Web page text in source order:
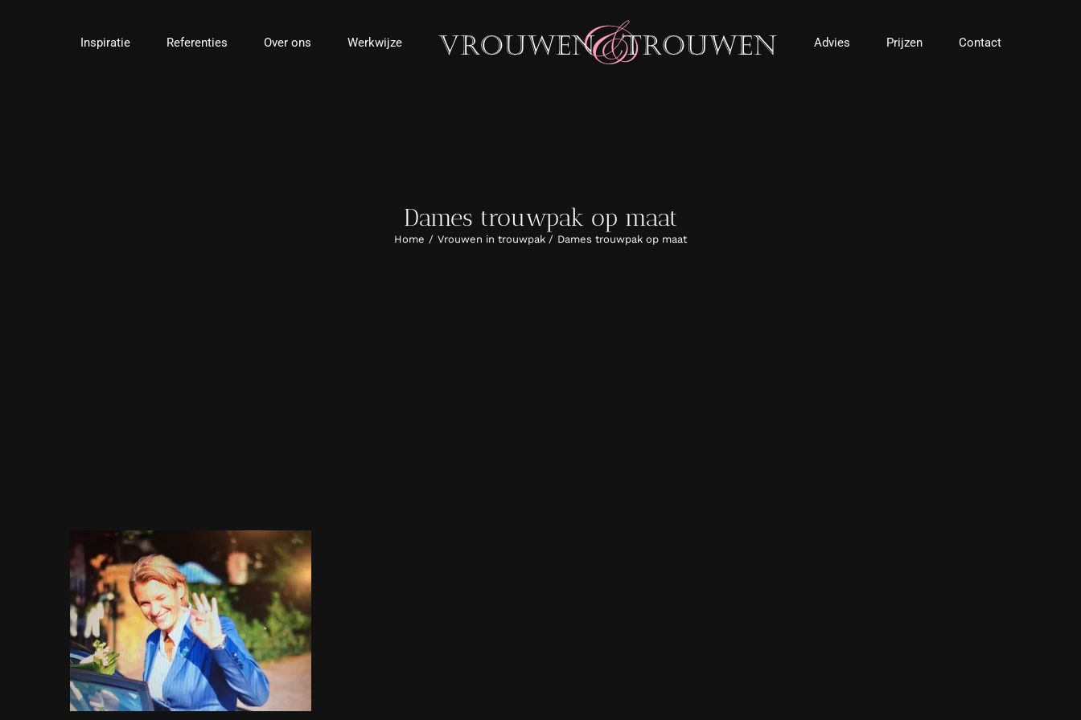
Inspiratie Referenties Over ons Werkwijze Advies Prijzen Contact
Dames trouwpak op maat
Home Vrouwen in trouwpak Dames trouwpak op maat